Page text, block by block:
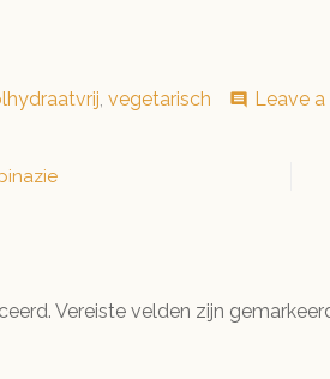
, vegetarisch comment Leave
Vereiste velden zijn